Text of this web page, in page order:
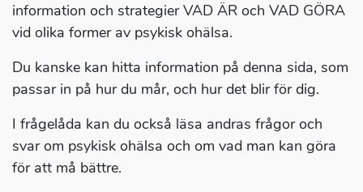
information och strategier VAD ÄR och VAD GÖRA
vid olika former av psykisk ohälsa.
Du kanske kan hitta information på denna sida, som
passar in på hur du mår, och hur det blir för dig.
I frågelåda kan du också läsa andras frågor och
svar om psykisk ohälsa och om vad man kan göra
för att må bättre.